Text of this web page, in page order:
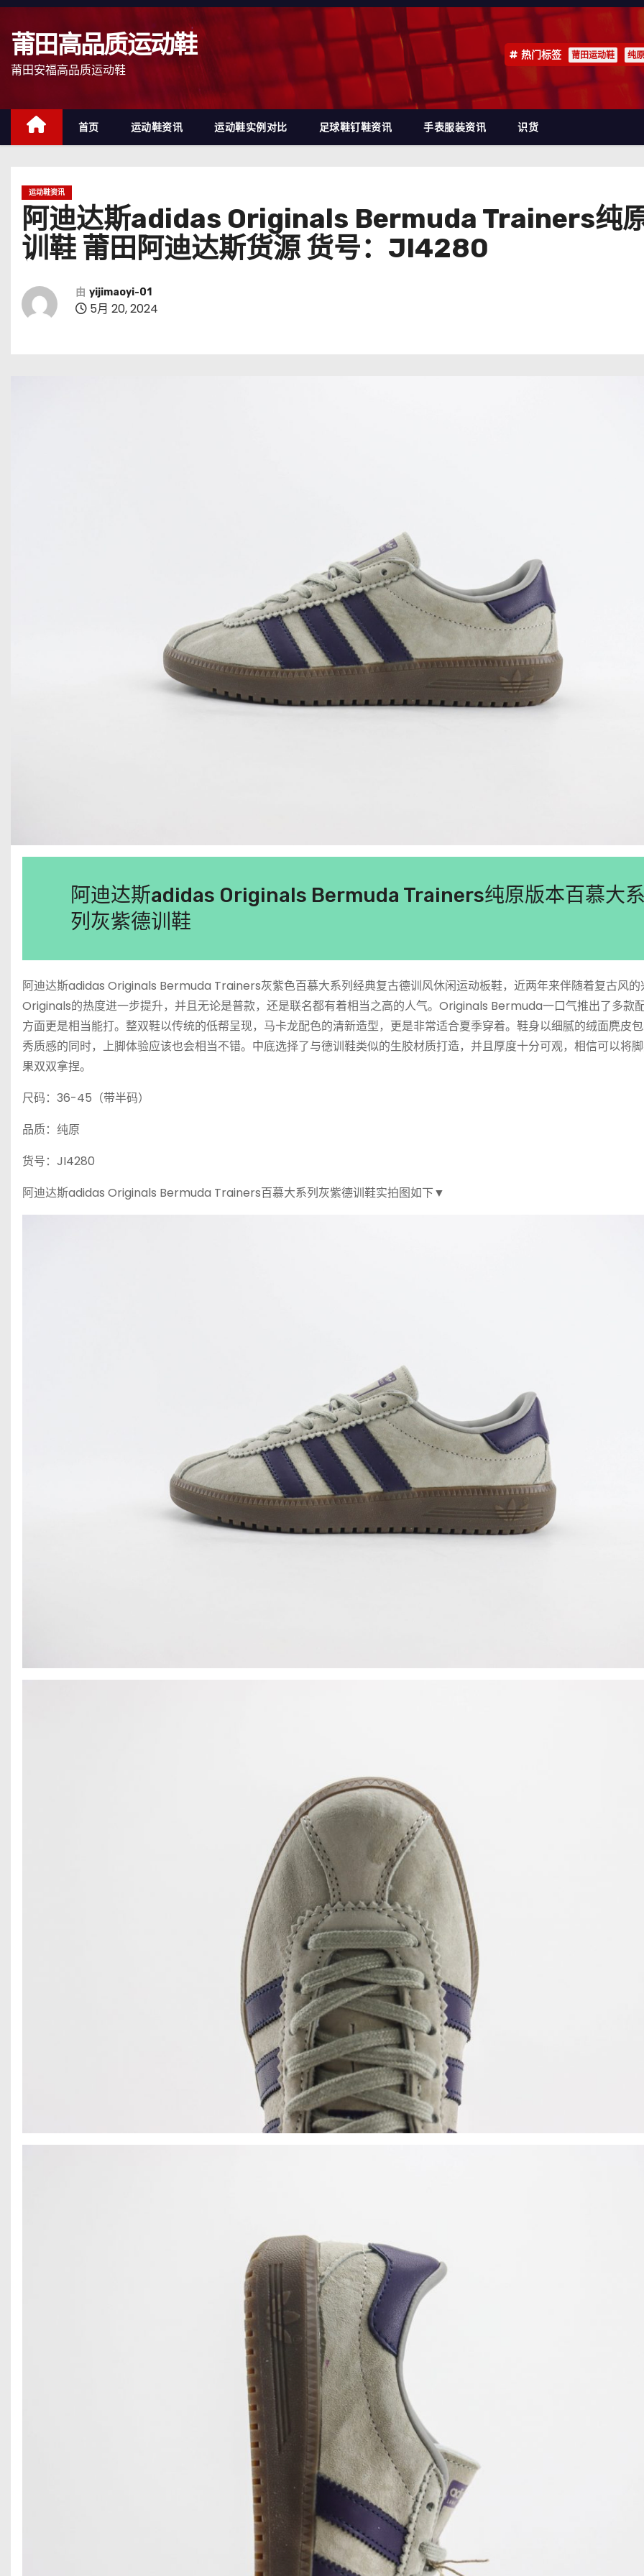
跳
莆田高品质运动鞋
莆田安福高品质运动鞋
热门标签 莆田运动鞋 纯
首页 运动鞋资讯 运动鞋实例对比 足球鞋钉鞋资讯 手表服装资讯 识货
运动鞋资讯
阿迪达斯adidas Originals Bermuda Trainers纯
训鞋 莆田阿迪达斯货源 货号：JI4280
由 yijimaoyi-01
5月 20, 2024
阿迪达斯adidas Originals Bermuda Trainers纯原版本百慕大
列灰紫德训鞋
阿迪达斯adidas Originals Bermuda Trainers灰紫色百慕大系列经典复古德训风休闲运动板鞋，近两年来伴随着复古风的
Originals的热度进一步提升，并且无论是普款，还是联名都有着相当之高的人气。Originals Bermuda一口气推出了多款
方面更是相当能打。整双鞋以传统的低帮呈现，马卡龙配色的清新造型，更是非常适合夏季穿着。鞋身以细腻的绒面麂皮
秀质感的同时，上脚体验应该也会相当不错。中底选择了与德训鞋类似的生胶材质打造，并且厚度十分可观，相信可以将
果双双拿捏。
尺码：36-45（带半码）
品质：纯原
货号：JI4280
阿迪达斯adidas Originals Bermuda Trainers百慕大系列灰紫德训鞋实拍图如下▼